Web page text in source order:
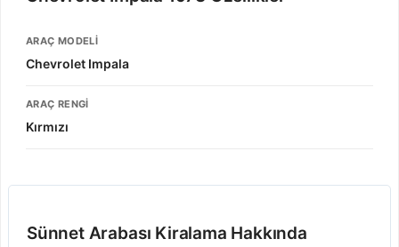
ARAÇ MODELI
Chevrolet Impala
ARAÇ RENGI
Kırmızı
Sünnet Arabası Kiralama Hakkında